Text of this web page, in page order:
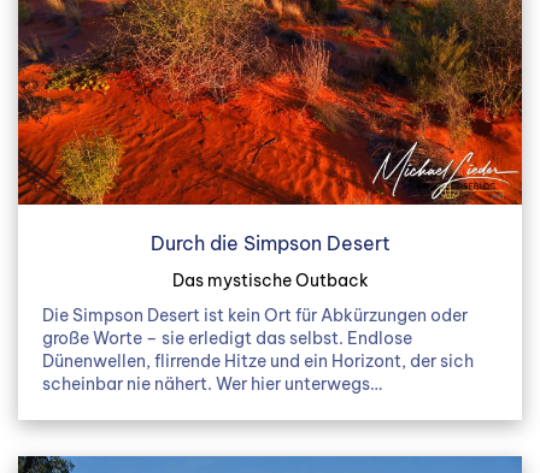
Durch die Simpson Desert
Das mystische Outback
Die Simpson Desert ist kein Ort für Abkürzungen oder
große Worte – sie erledigt das selbst. Endlose
Dünenwellen, flirrende Hitze und ein Horizont, der sich
scheinbar nie nähert. Wer hier unterwegs…